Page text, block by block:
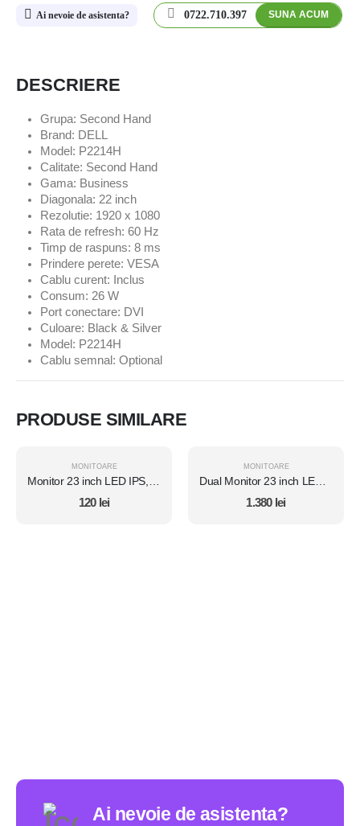
Ai nevoie de asistenta? 0722.710.397 SUNA ACUM
DESCRIERE
Grupa: Second Hand
Brand: DELL
Model: P2214H
Calitate: Second Hand
Gama: Business
Diagonala: 22 inch
Rezolutie: 1920 x 1080
Rata de refresh: 60 Hz
Timp de raspuns: 8 ms
Prindere perete: VESA
Cablu curent: Inclus
Consum: 26 W
Port conectare: DVI
Culoare: Black & Silver
Model: P2214H
Cablu semnal: Optional
PRODUSE SIMILARE
MONITOARE
120 lei
MONITOARE
1.380 lei
Ai nevoie de asistenta?